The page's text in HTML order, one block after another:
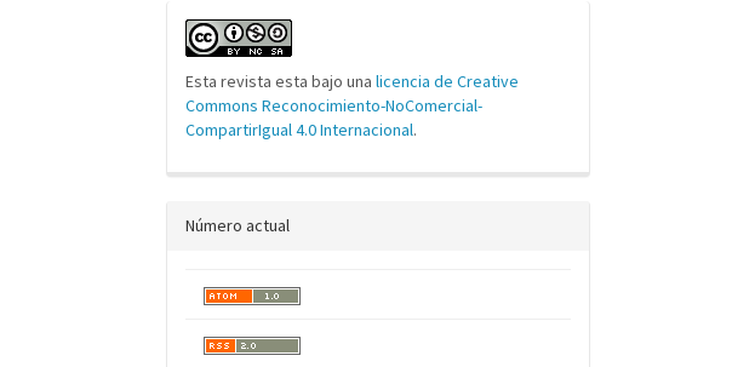
Esta revista esta bajo una licencia de Creative
Commons Reconocimiento-NoComercial-
CompartirIgual 4.0 Internacional.
Número actual